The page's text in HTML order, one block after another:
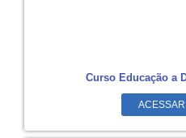
Curso Educação a